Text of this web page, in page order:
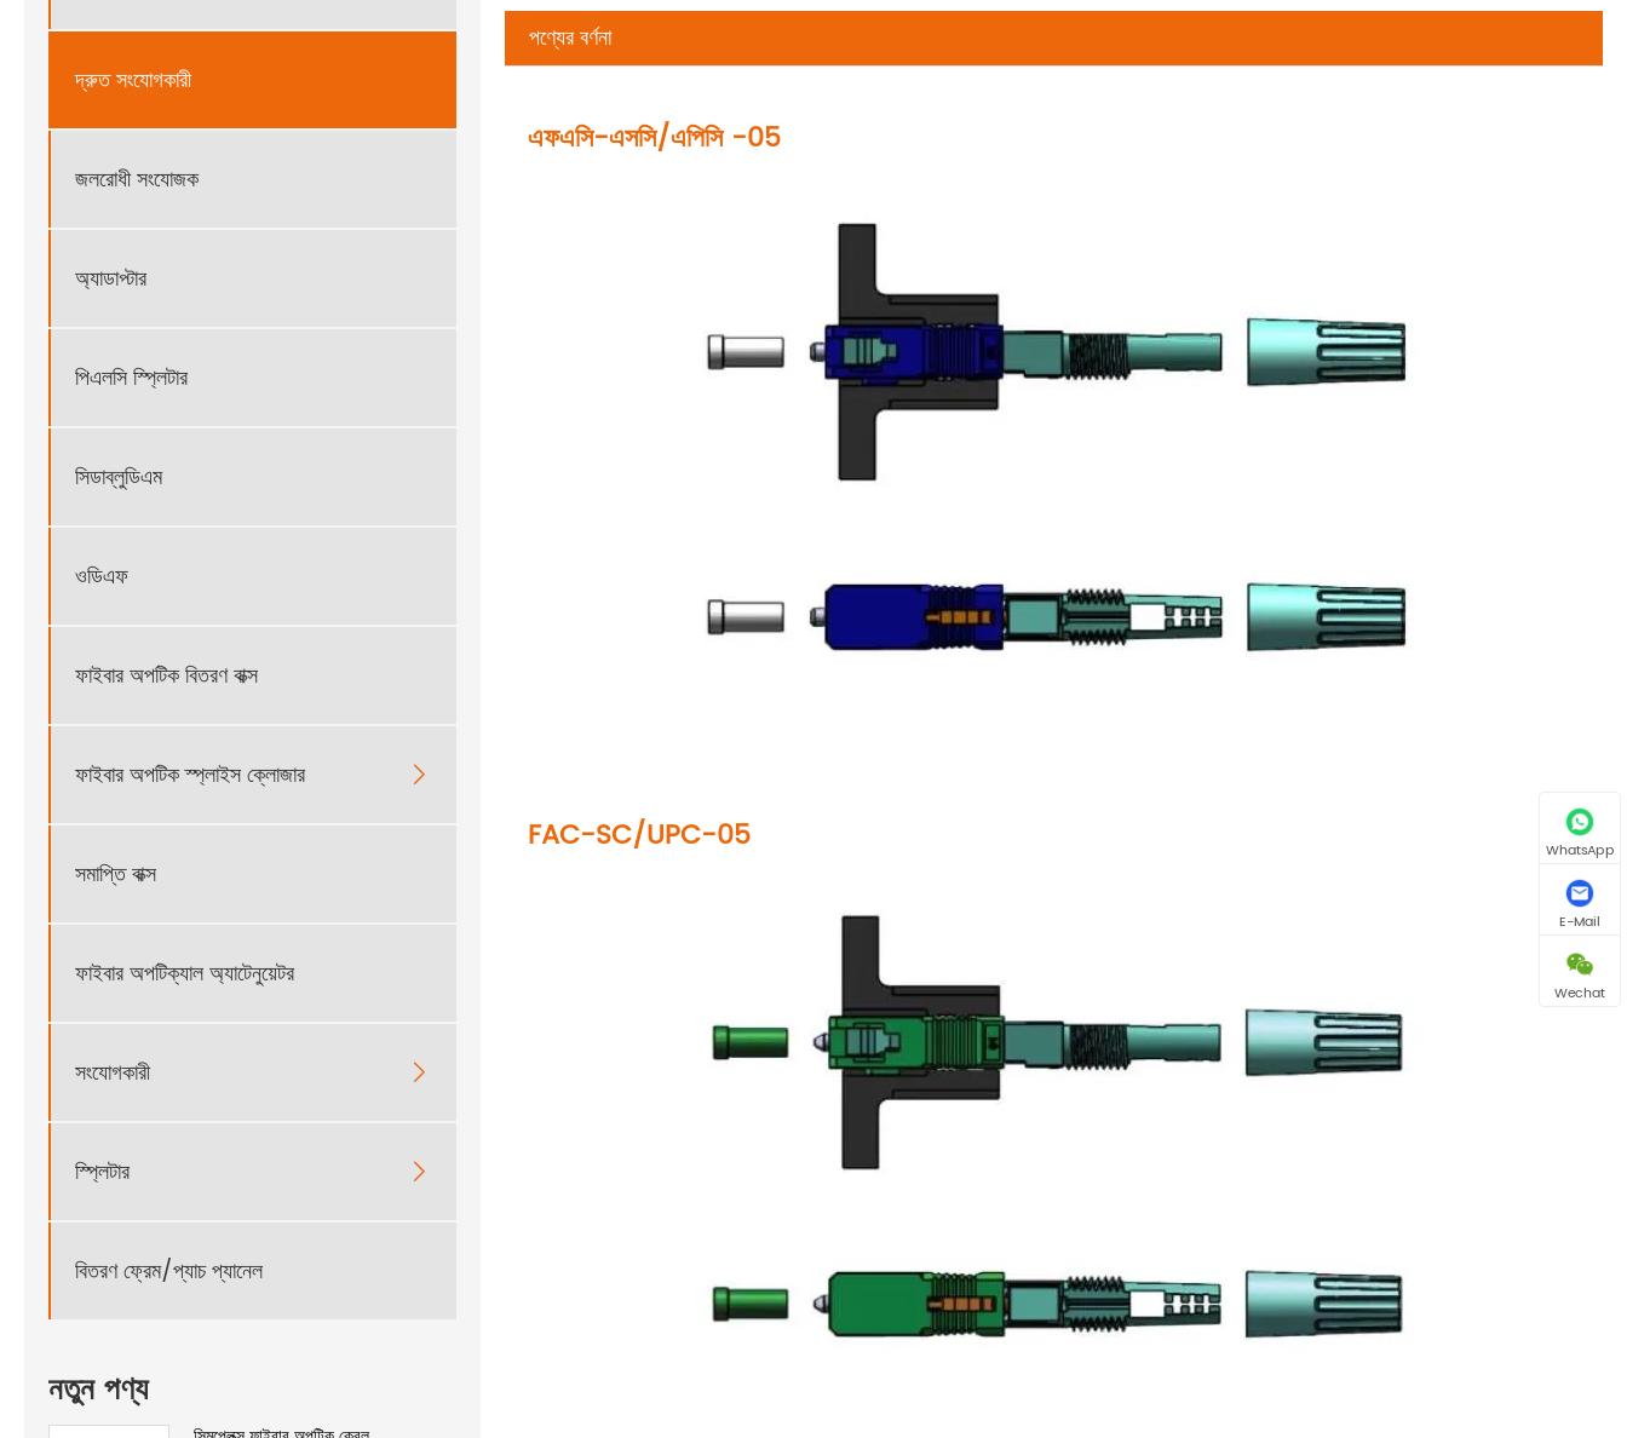
দ্রুত সংযোগকারী
জলরোধী সংযোজক
অ্যাডাপ্টার
পিএলসি স্প্লিটার
সিডাব্লুডিএম
ওডিএফ
ফাইবার অপটিক বিতরণ বাক্স
ফাইবার অপটিক স্প্লাইস ক্লোজার 
সমাপ্তি বাক্স
ফাইবার অপটিক্যাল অ্যাটেনুয়েটর
সংযোগকারী 
স্প্লিটার 
বিতরণ ফ্রেম/প্যাচ প্যানেল
নতুন পণ্য
পণ্যের বর্ণনা
এফএসি-এসসি/এপিসি -05
FAC-SC/UPC-05 WhatsApp
E-Mail
Wechat